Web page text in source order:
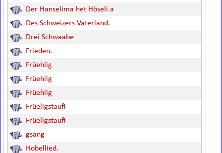
Der Hanselima het Höseli a
Des Schweizers Vaterland.
Drei Schwaabe
Frieden.
Früehlig
Früehlig
Früehlig
Früeligstaufi
Früeligstaufi
gsang
Hobellied.